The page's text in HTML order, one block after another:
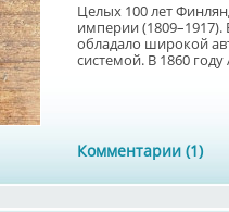
Целых 100 лет
империи
обладало широкой
системой. В 1860 году
Комментарии (1)